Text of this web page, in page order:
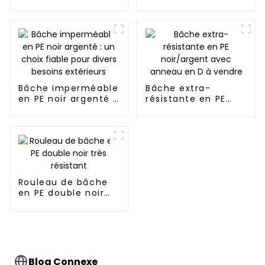
Bâche imperméable
en PE noir argenté :
Bâche extra-
résistante en PE
Rouleau de bâche
en PE double noir
Blog Connexe